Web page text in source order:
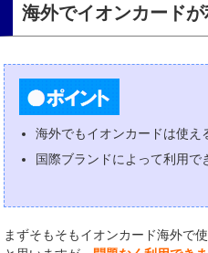
海外でイオンカード
海外でもイオンカードは使え
国際ブランドによって利用で
まずそもそもイオンカード海外で